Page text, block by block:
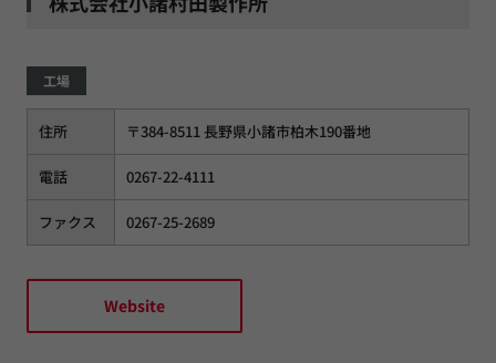
工場
住所 〒384-8511 長野県小諸市柏木190番地
電話 0267-22-4111
ファクス 0267-25-2689
Website